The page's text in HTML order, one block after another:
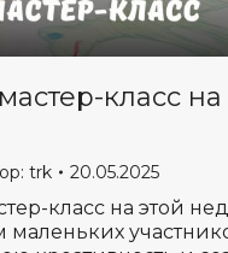
класс на
trk 20.05.2025
класс на этой